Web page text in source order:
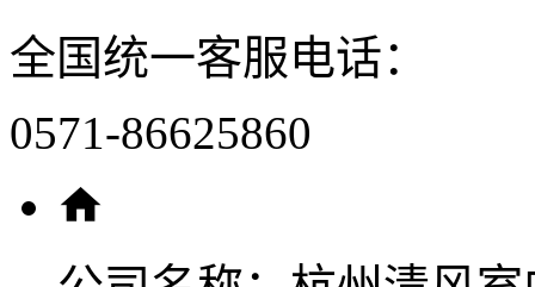
全国统一客服电话：
0571-86625860